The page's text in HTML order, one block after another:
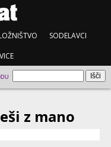
SODELAVCI
z mano